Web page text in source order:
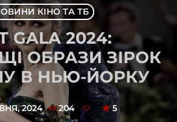
КІНО ТА ТБ
GALA 2024:
ОБРАЗИ ЗІРОК
В НЬЮ-ЙОРКУ
2024 204 5